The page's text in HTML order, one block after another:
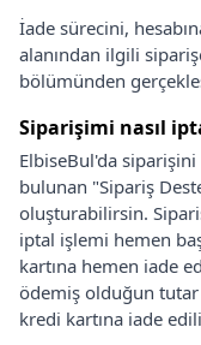
İade sürecini,
alanından ilgili
bölümünden
Siparişimi nasıl
ElbiseBul'da
bulunan "Sipariş
oluşturabilirsin.
iptal işlemi hemen
kartına hemen iade
ödemiş olduğun
kredi kartına iade